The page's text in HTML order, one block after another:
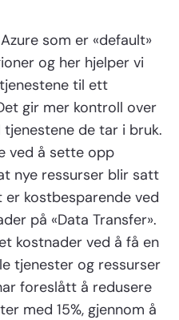
som er «default»
og her hjelper vi
til ett
gir mer kontroll over
de tar i bruk.
ved å sette opp
nye ressurser blir satt
er kostbesparende ved
på «Data Transfer».
kostnader ved å få en
tjenester og ressurser
foreslått å redusere
med 15%, gjennom å